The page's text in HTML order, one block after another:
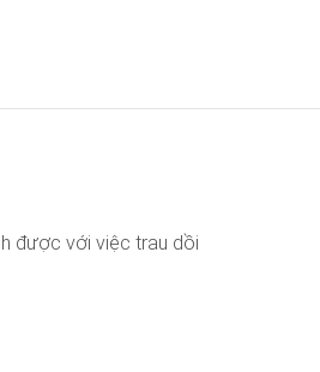
được với việc trau dồi